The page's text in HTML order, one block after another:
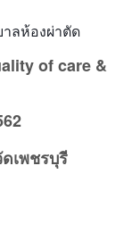
ลห้องผ่าตัด
of care &
เพชรบุรี